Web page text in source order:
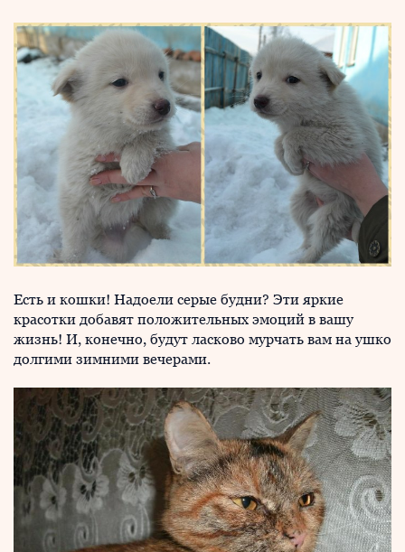
Есть и кошки! Надоели серые будни? Эти яркие
красотки добавят положительных эмоций в вашу
жизнь! И, конечно, будут ласково мурчать вам на ушко
долгими зимними вечерами.